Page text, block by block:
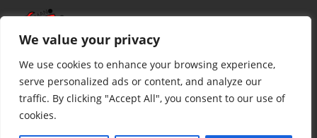
We value your privacy
We use cookies to enhance your browsing experience,
serve personalized ads or content, and analyze our
traffic. By clicking "Accept All", you consent to our use of
cookies.